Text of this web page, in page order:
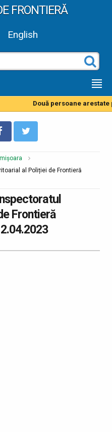
FRONTIERĂ
English
Două persoane
al Poliției de Frontieră
Frontieră